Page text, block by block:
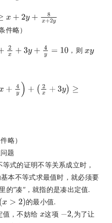
件略）
，则
略）
题
式的证明不等关系成立时，
本不等式求最值时，就必须要
的“凑”，就指的是凑出定值.
的最小值.
值，不妨给
这项
,为了让